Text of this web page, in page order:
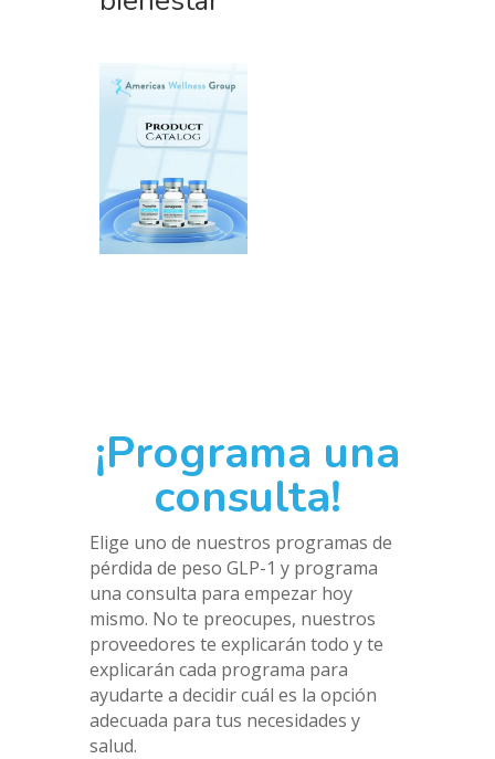
¡Programa una
consulta!
Elige uno de nuestros programas de
pérdida de peso GLP-1 y programa
una consulta para empezar hoy
mismo. No te preocupes, nuestros
proveedores te explicarán todo y te
explicarán cada programa para
ayudarte a decidir cuál es la opción
adecuada para tus necesidades y
salud.